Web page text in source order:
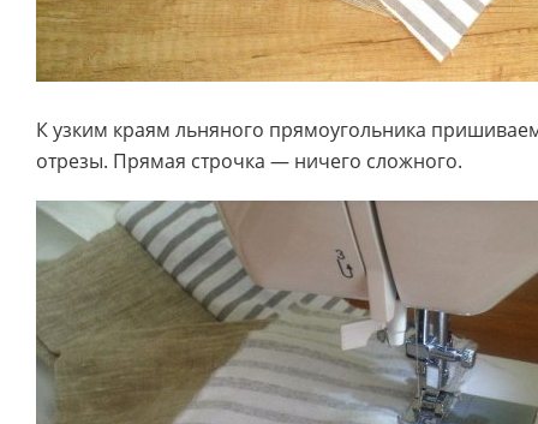
К узким краям льняного прямоугольника
отрезы. Прямая строчка — ничего сложного.